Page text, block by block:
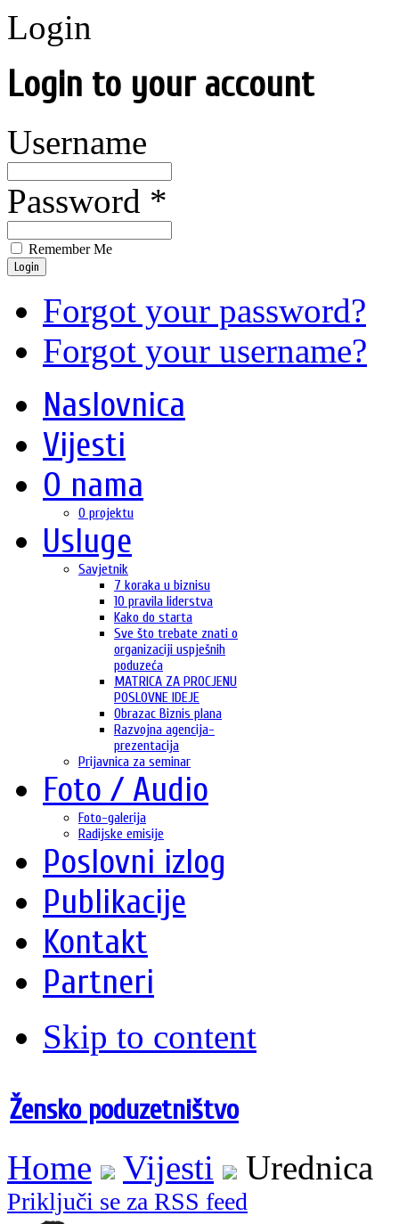
Login
Login to your account
Username
Password *
Remember Me
Login
Forgot your password?
Forgot your username?
Naslovnica
Vijesti
O nama
O projektu
Usluge
Savjetnik
7 koraka u biznisu
10 pravila liderstva
Kako do starta
Sve što trebate znati o
organizaciji uspješnih
poduzeća
MATRICA ZA PROCJENU
POSLOVNE IDEJE
Obrazac Biznis plana
Razvojna agencija-
prezentacija
Prijavnica za seminar
Foto / Audio
Foto-galerija
Radijske emisije
Poslovni izlog
Publikacije
Kontakt
Partneri
Skip to content
Žensko poduzetništvo
Home Vijesti Urednica
Priključi se za RSS feed